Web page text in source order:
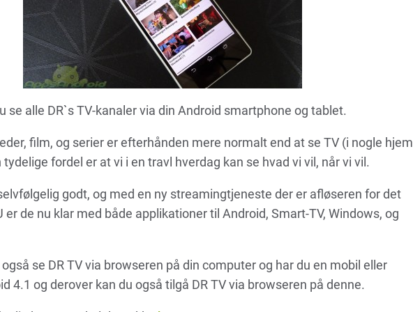
se alle DR`s TV-kanaler via din Android smartphone og tablet.
film, og serier er efterhånden mere normalt end at se TV (i nogle hjem
fordel er at vi i en travl hverdag kan se hvad vi vil, når vi vil.
godt, og med en ny streamingtjeneste der er afløseren for det
er de nu klar med både applikationer til Android, Smart-TV, Windows, og
se DR TV via browseren på din computer og har du en mobil eller
4.1 og derover kan du også tilgå DR TV via browseren på denne.